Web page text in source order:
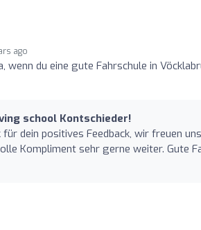
ago
wenn du eine gute Fahrschule in
school Kontschieder!
dein positives Feedback, wir freuen
Kompliment sehr gerne weiter. Gute